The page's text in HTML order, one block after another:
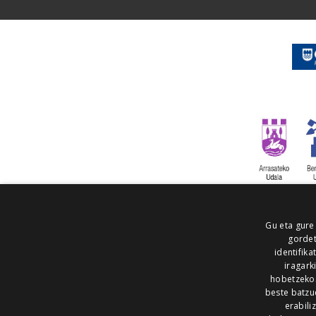
Gu eta
hobetzeko.
beste